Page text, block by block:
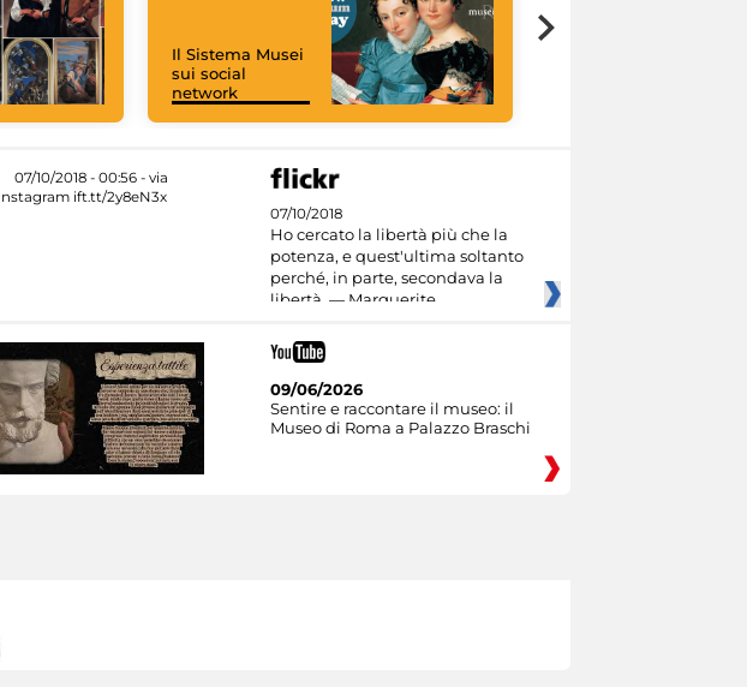
Il Sistema Musei
sui social
network
07/10/2018
Ho cercato la libertà più che la
potenza, e quest'ultima soltanto
perché, in parte, secondava la
libertà. — Marguerite
09/06/2026
Sentire e raccontare il museo: il
Museo di Roma a Palazzo Braschi